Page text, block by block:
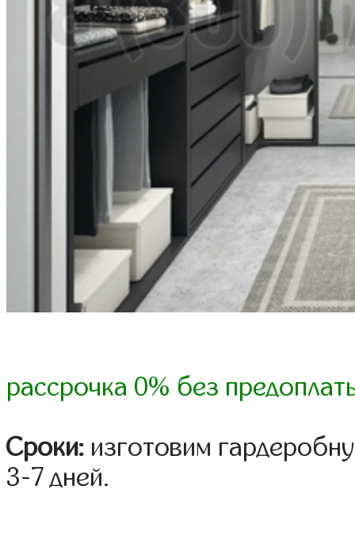
рассрочка 0% без
Сроки: изготовим
3-7 дней.